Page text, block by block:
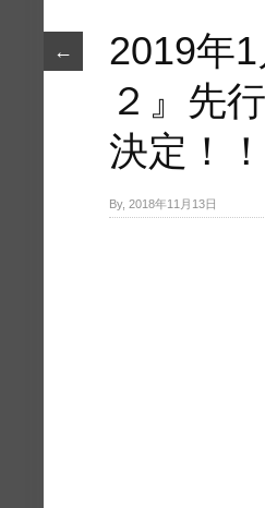
←
2019年
２』先
決定！！
By, 2018年11月13日